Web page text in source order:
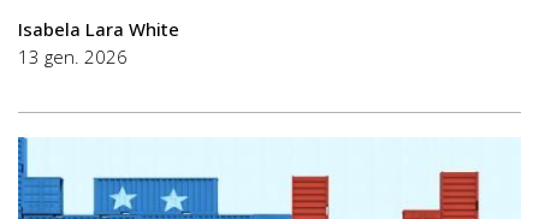
Isabela Lara White
13 gen. 2026